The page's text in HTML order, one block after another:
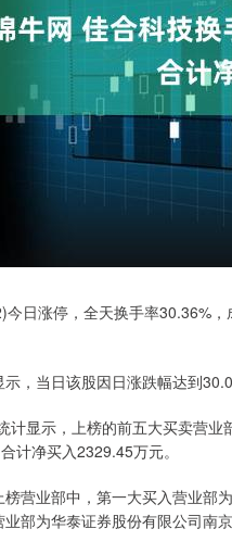
日涨停，全天换手率30.36%
，当日该股因日涨跌幅达到
计显示，上榜的前五大买卖营
计净买入2329.45万元。
营业部中，第一大买入营业部
部为华泰证券股份有限公司南